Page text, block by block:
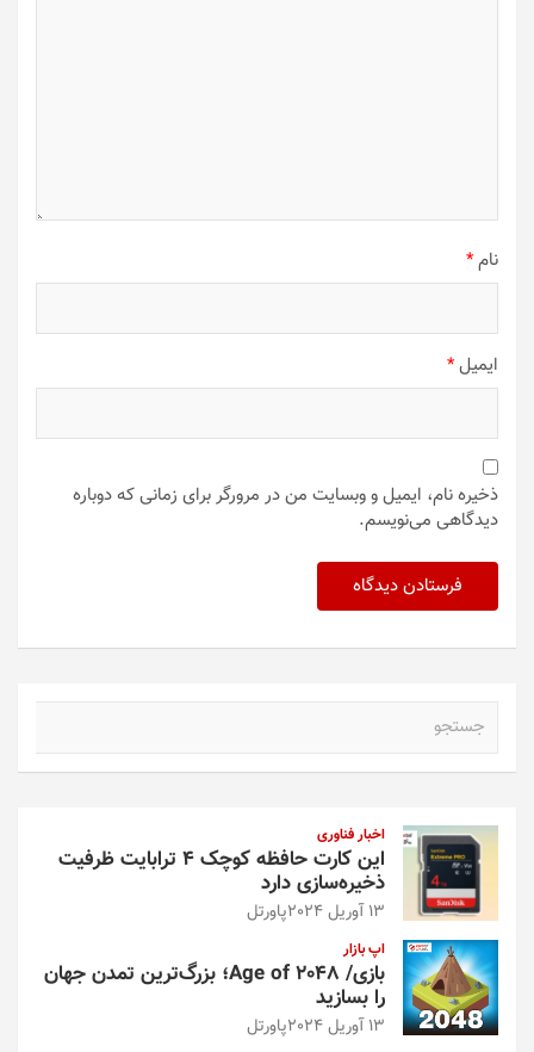
نام*
ایمیل*
ذخیره نام، ایمیل و وبسایت من در مرورگر برای زمانی که دوباره
دیدگاهی می‌نویسم.
اخبار فناوری
این کارت حافظه کوچک ۴ ترابایت ظرفیت
ذخیره‌سازی دارد
13 آوریل 2024 پاورتل
اپ بازار
بازی/ Age of 2048؛ بزرگ‌ترین تمدن جهان
را بسازید
13 آوریل 2024 پاورتل